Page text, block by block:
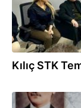
Kılıç STK
09.01.2025